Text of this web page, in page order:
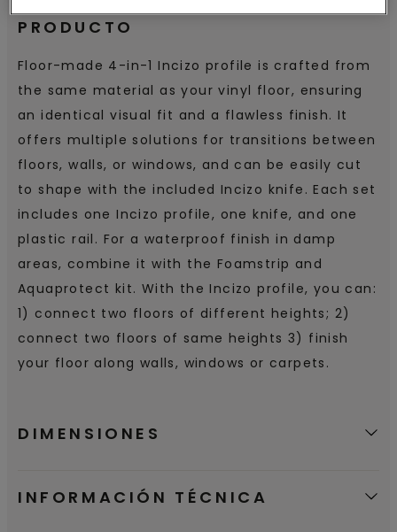
PRODUCTO
Floor-made 4-in-1 Incizo profile is crafted from
the same material as your vinyl floor, ensuring
an identical visual fit and a flawless finish. It
offers multiple solutions for transitions between
floors, walls, or windows, and can be easily cut
to shape with the included Incizo knife. Each set
includes one Incizo profile, one knife, and one
plastic rail. For a waterproof finish in damp
areas, combine it with the Foamstrip and
Aquaprotect kit. With the Incizo profile, you can:
1) connect two floors of different heights; 2)
connect two floors of same heights 3) finish
your floor along walls, windows or carpets.
DIMENSIONES
INFORMACIÓN TÉCNICA